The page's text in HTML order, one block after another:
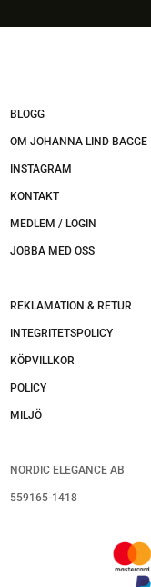
BLOGG
OM JOHANNA LIND BAGGE
INSTAGRAM
KONTAKT
MEDLEM / LOGIN
JOBBA MED OSS
REKLAMATION & RETUR
INTEGRITETSPOLICY
KÖPVILLKOR
POLICY
MILJÖ
NORDIC ELEGANCE AB
559165-1418